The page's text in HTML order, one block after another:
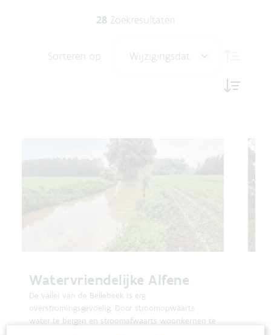
28 Zoekresultaten
Sorteren op Wijzigingsdatum
Watervriendelijke Alfene
De vallei van de Bellebeek is erg
overstromingsgevoelig. Door stroomopwaarts
water te bergen en stroomafwaarts woonkernen te